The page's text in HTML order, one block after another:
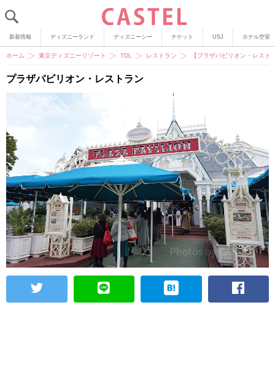
新着情報 ディズニーランド ディズニーシー チケット USJ ホテル空室
ホーム 東京ディズニーリゾート TDL レストラン 【プラザパビリオン・レス
プラザパビリオン・レストラン